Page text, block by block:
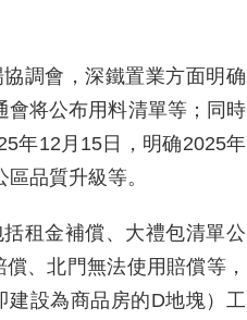
調會，深鐵置業方面明确
會将公布用料清單等；同時
年12月15日，明确2025年
品質升級等。
租金補償、大禮包清單公
、北門無法使用賠償等，
建設為商品房的D地塊）工